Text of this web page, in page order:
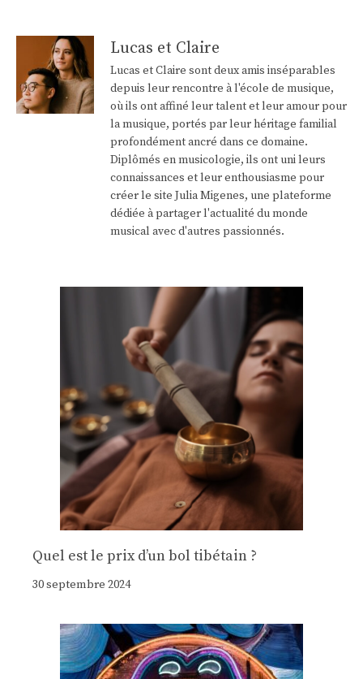
Lucas et Claire
Lucas et Claire sont deux amis inséparables
depuis leur rencontre à l'école de musique,
où ils ont affiné leur talent et leur amour pour
la musique, portés par leur héritage familial
profondément ancré dans ce domaine.
Diplômés en musicologie, ils ont uni leurs
connaissances et leur enthousiasme pour
créer le site Julia Migenes, une plateforme
dédiée à partager l'actualité du monde
musical avec d'autres passionnés.
Quel est le prix d’un bol tibétain ?
30 septembre 2024